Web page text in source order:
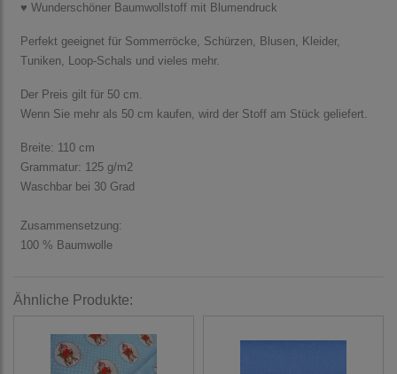
♥ Wunderschöner Baumwollstoff mit Blumendruck
Perfekt geeignet für Sommerröcke, Schürzen, Blusen, Kleider,
Tuniken, Loop-Schals und vieles mehr.
Der Preis gilt für 50 cm.
Wenn Sie mehr als 50 cm kaufen, wird der Stoff am Stück geliefert.
Breite: 110 cm
Grammatur: 125 g/m2
Waschbar bei 30 Grad
Zusammensetzung:
100 % Baumwolle
Ähnliche Produkte: